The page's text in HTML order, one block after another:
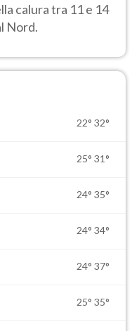
calura tra 11 e 14
Nord.
22° 32°
25° 31°
24° 35°
24° 34°
24° 37°
25° 35°